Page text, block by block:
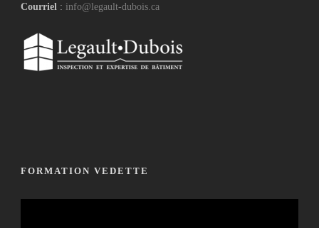
Courriel : info@legault-dubois.ca
FORMATION VEDETTE